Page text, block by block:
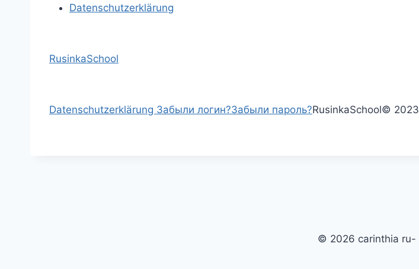
Datenschutzerklärung
RusinkaSchool
Datenschutzerklärung Забыли логин?Забыли пароль?RusinkaSchool© 2023
© 2026 carinthia ru-